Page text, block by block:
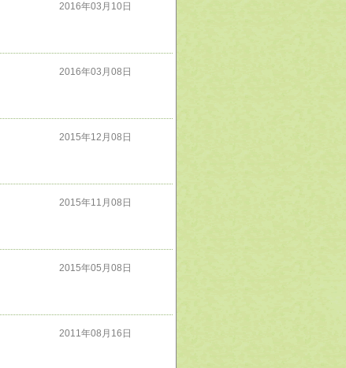
2016年03月10日
2016年03月08日
2015年12月08日
2015年11月08日
2015年05月08日
2011年08月16日